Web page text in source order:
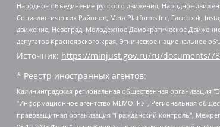
Народное объединение русского движения, Народное
Социалистических Районов, Meta Platforms Inc, Facebook,
движение, Невоград, Молодежное Демократическое
депутатов Красноярского края, Этническое национальное
Источник: https://minjust.gov.ru/ru/documents/
* Реестр иностранных агентов:
Калининградская региональная общественная организация "Экозащита!-Женсовет", Фонд содействия защите прав и свобод граждан "Общественный вердикт", Фонд "Институт Развития Свободы Информации", Частное учреждение "Информационное агентство МЕМО. РУ", Региональная общественная организация "Общественная комиссия по сохранению наследия академика Сахарова", Фонд поддержки свободы прессы, Санкт-Петербургская общественная правозащитная организация "Гражданский контроль", Межрегиональная общественная организация "Информационно-просветительский центр "Мемориал", Региональный Фонд "Центр Защиты Прав Средств Массовой Информации", с 05.12.2023 Фонд "Центр Защиты Прав Средств массовой информации", Региональная общественная благотворительная организация помощи беженцам и мигрантам "Гражданское содействие", Негосударственное образовательное учреждение дополнительного профессионального образования (повышение квалификации) специалистов "АКАДЕМИЯ ПО ПРАВАМ ЧЕЛОВЕКА", Свердловская региональная общественная организация "Сутяжник", Автономная некоммерческая организация "Центр независимых социологических исследований", Союз общественных объединений "Российский исследовательский центр по правам человека", Региональное общественное учреждение научно-информационный центр "МЕМОРИАЛ", Некоммерческая организация "Фонд защиты гласности", Автономная некоммерческая организация "Институт прав человека", Городская общественная организация "Екатеринбургское общество "МЕМОРИАЛ", Городская общественная организация "Рязанское историко-просветительское и правозащитное общество "Мемориал" (Рязанский Мемориал), Челябинский региональный орган общественной самодеятельности – женское общественное объединение "Женщины Евразии", Челябинский региональный орган общественной самодеятельности "Уральская правозащитная группа", Фонд содействия защите здоровья и социальной справедливости имени Андрея Рылькова, Автономная Некоммерческая Организация "Аналитический Центр Юрия Левады", Автономная некоммерческая организация социальной поддержки населения "Проект Апрель", Региональная общественная организация помощи женщинам и детям, находящимся в кризисной ситуации "Информационно-методический центр "Анна", Фонд содействия развитию массовых коммуникаций и правовому просвещению "Так-так-Так", Фонд содействия устойчивому развитию "Серебряная тайга", Свердловский региональный общественный фонд социальных проектов "Новое время", "Idel.Реалии", Кавказ.Реалии, Крым.Реалии, Телеканал Настоящее Время, Татаро-башкирская служба Радио Свобода (Azatliq Radiosi), Радио Свободная Европа/Радио Свобода (PCE/PC), "Сибирь.Реалии", "Фактограф",